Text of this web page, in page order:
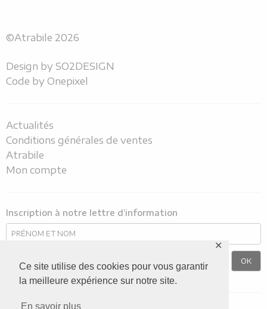
Ce site utilise des cookies pour vous garantir
la meilleure expérience sur notre site.
En savoir plus
✕
©Atrabile 2026
Design by SO2DESIGN
Code by Onepixel
Actualités
Conditions générales de ventes
Atrabile
Mon compte
Inscription à notre lettre d’information